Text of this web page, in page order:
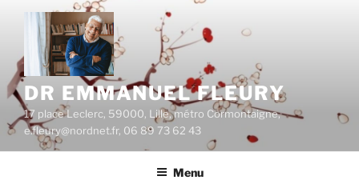
Aller
contenu
principal
DR EMMANUEL FLEURY
17 place Leclerc, 59000, Lille, métro Cormontaigne,
e.fleury@nordnet.fr, 06 89 73 62 43
Menu